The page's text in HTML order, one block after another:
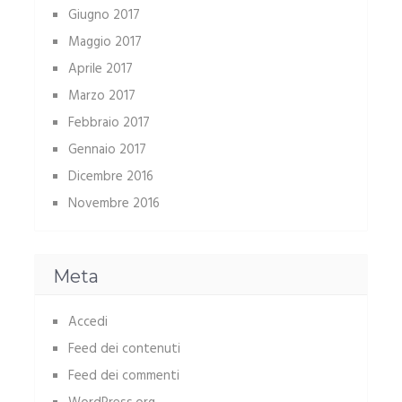
Giugno 2017
Maggio 2017
Aprile 2017
Marzo 2017
Febbraio 2017
Gennaio 2017
Dicembre 2016
Novembre 2016
Meta
Accedi
Feed dei contenuti
Feed dei commenti